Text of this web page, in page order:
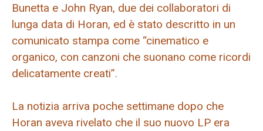
Bunetta e John Ryan, due dei collaboratori di
lunga data di Horan, ed è stato descritto in un
comunicato stampa come “cinematico e
organico, con canzoni che suonano come ricordi
delicatamente creati”.
La notizia arriva poche settimane dopo che
Horan aveva rivelato che il suo nuovo LP era